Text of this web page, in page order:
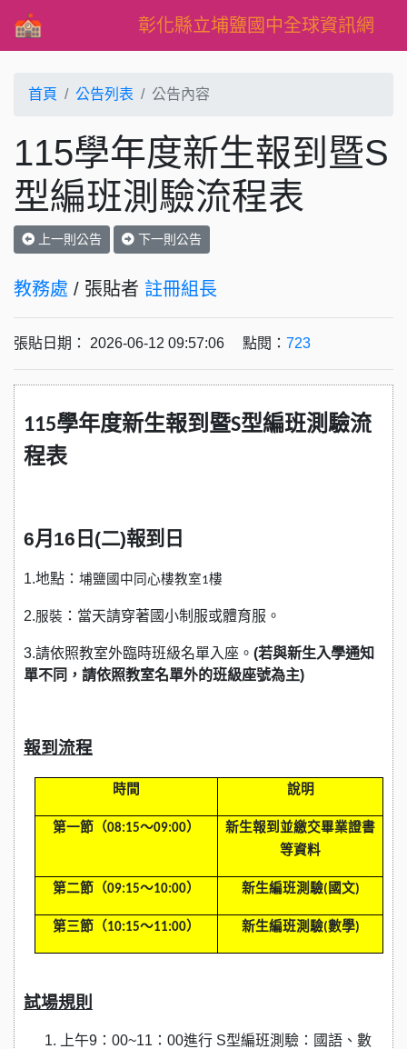
彰化縣立埔鹽國中全球資訊網
首頁 公告列表 公告內容
115學年度新生報到暨S
型編班測驗流程表
上一則公告 下一則公告
教務處 / 張貼者 註冊組長
張貼日期： 2026-06-12 09:57:06 點閱： 723
115學年度新生報到暨S型編班測驗流
程表
6月16日(二)報到日
1.地點： 埔鹽國中同心樓教室1樓
2.服裝 ：當天請穿著國小制服或體育服。
3.請依照教室外臨時班級名單入座。 (若與新生入學通知
單不同，請依照教室名單外的班級座號為主)
報到流程
時間 說明
第一節（08:15～09:00）
新生報到並繳交畢業證書
等資料
第二節（09:15～10:00） 新生編班測驗(國文)
第三節（10:15～11:00） 新生編班測驗(數學)
試場規則
上午9：00~11：00進行 S型編班測驗：國語、數